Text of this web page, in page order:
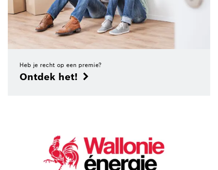
Heb je recht op een premie?
Ontdek het!